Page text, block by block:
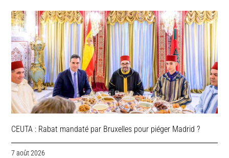
CEUTA : Rabat mandaté par Bruxelles pour piéger Madrid ?
7 août 2026